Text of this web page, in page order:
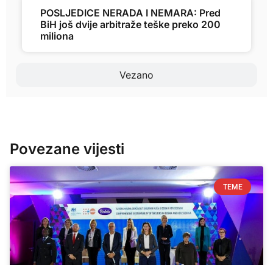
Vezano
POSLJEDICE NERADA I NEMARA: Pred
BiH još dvije arbitraže teške preko 200
miliona
Povezane vijesti
TEME